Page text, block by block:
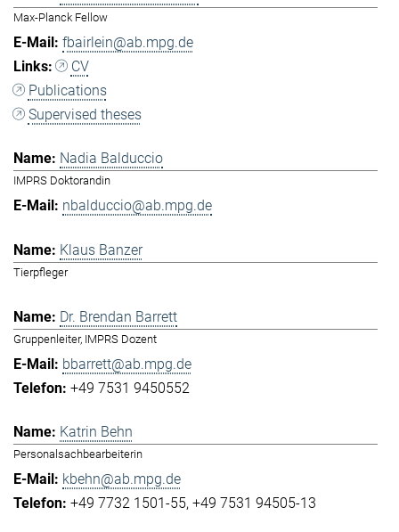
Max-Planck Fellow
fbairlein@ab.mpg.de
CV
Publications
Supervised theses
Nadia Balduccio
IMPRS Doktorandin
nbalduccio@ab.mpg.de
Klaus Banzer
Tierpfleger
Dr. Brendan Barrett
Gruppenleiter, IMPRS Dozent
bbarrett@ab.mpg.de
+49 7531 9450552
Katrin Behn
Personalsachbearbeiterin
kbehn@ab.mpg.de
+49 7732 1501-55 +49 7531 94505-13